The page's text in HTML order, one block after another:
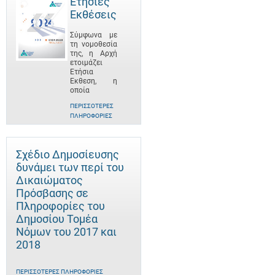
Εκθέσεις
Σύμφωνα με
τη νομοθεσία
της, η Αρχή
ετοιμάζει
Ετήσια
Έκθεση, η
οποία
ΠΕΡΙΣΣΌΤΕΡΕΣ
ΠΛΗΡΟΦΟΡΊΕΣ
Σχέδιο Δημοσίευσης
δυνάμει των περί του
Δικαιώματος
Πρόσβασης σε
Πληροφορίες του
Δημοσίου Τομέα
Νόμων του 2017 και
2018
ΠΕΡΙΣΣΌΤΕΡΕΣ ΠΛΗΡΟΦΟΡΊΕΣ